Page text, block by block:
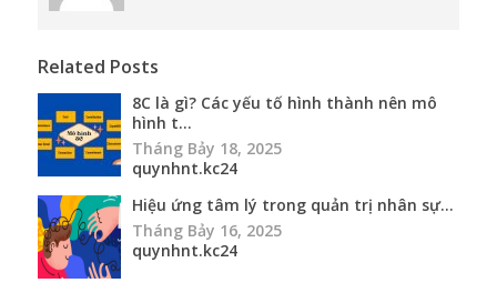
Related Posts
8C là gì? Các yếu tố hình thành nên mô
hình t...
Tháng Bảy 18, 2025
quynhnt.kc24
Hiệu ứng tâm lý trong quản trị nhân sự...
Tháng Bảy 16, 2025
quynhnt.kc24